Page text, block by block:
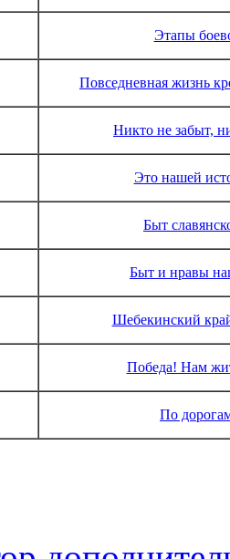
Этапы
Повседневная жизнь
Никто не забыт,
Это нашей
Быт
Быт и нравы
Шебекинский
Победа! Нам
По